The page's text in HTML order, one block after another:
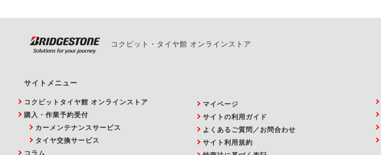
コクピット・タイヤ館 オンラインストア
サイトメニュー
コクピットタイヤ館 オンラインストア
購入・作業予約受付
カーメンテナンスサービス
タイヤ交換サービス
コラム
マイページ
サイトの利用ガイド
よくあるご質問／お問合わせ
サイト利用規約